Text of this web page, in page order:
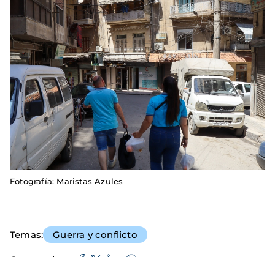
Fotografía: Maristas Azules
Temas Guerra y conflicto